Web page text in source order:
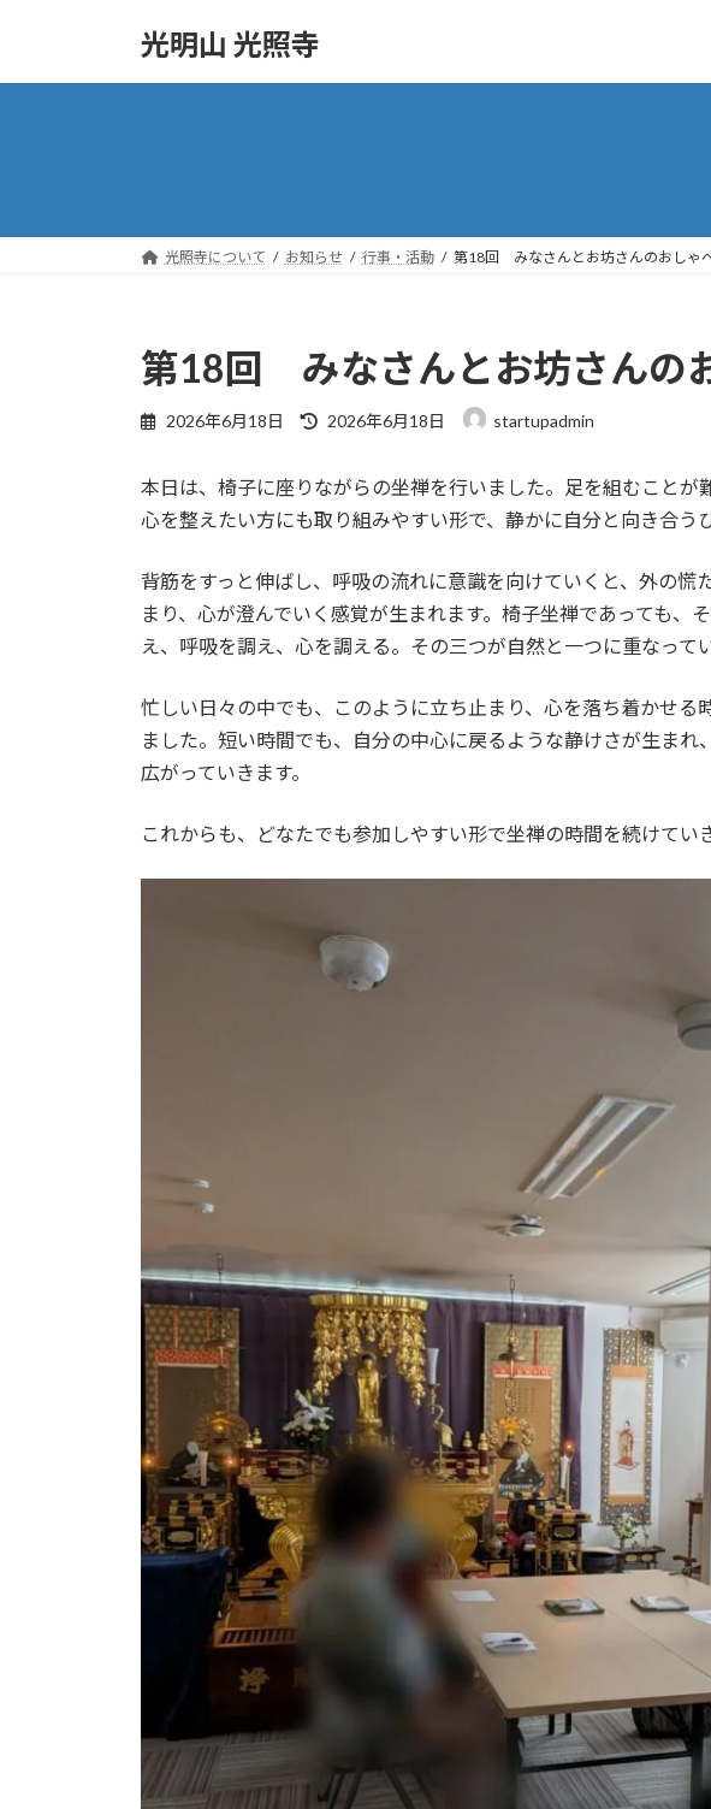
ッ
移
光明山 光照寺
光照寺について お知らせ 行事・活動 第18回 みなさんとお坊さんのおしゃ
第18回 みなさんとお坊さんの
2026年6月18日
最
新
日
2026年6月18日 startupadmin
本日は、椅子に座りながらの坐禅を行いました。足を組むことが
心を整えたい方にも取り組みやすい形で、静かに自分と向き合う
背筋をすっと伸ばし、呼吸の流れに意識を向けていくと、外の慌
まり、心が澄んでいく感覚が生まれます。椅子坐禅であっても、
え、呼吸を調え、心を調える。その三つが自然と一つに重なってい
忙しい日々の中でも、このように立ち止まり、心を落ち着かせる
ました。短い時間でも、自分の中心に戻るような静けさが生ま
広がっていきます。
これからも、どなたでも参加しやすい形で坐禅の時間を続けてい